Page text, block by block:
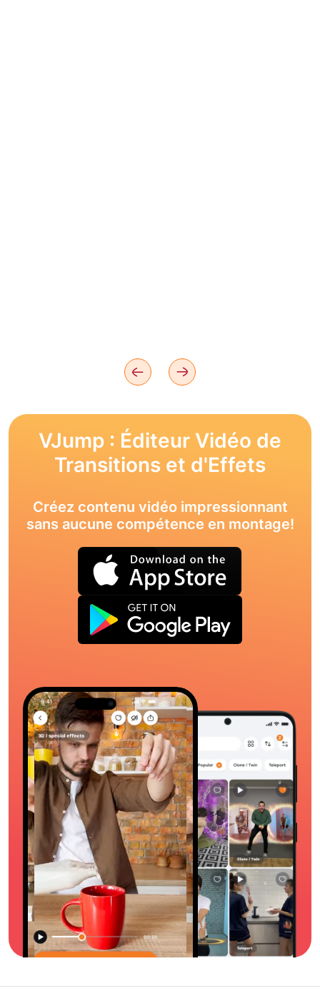
VJump : Éditeur Vidéo de
Transitions et d'Effets
Créez contenu vidéo impressionnant
sans aucune compétence en montage!